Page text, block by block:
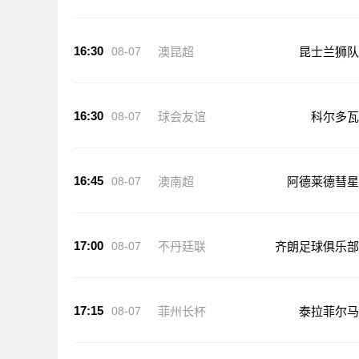
16:30 08-07 澳昆超 昆士兰狮队
16:30 08-07 球会友谊 科尔多瓦
16:45 08-07 澳南超 阿德莱德彗星
17:00 08-07 不丹廷联 齐朗足球俱乐部
17:15 08-07 菲州长杯 泰拉菲尔马